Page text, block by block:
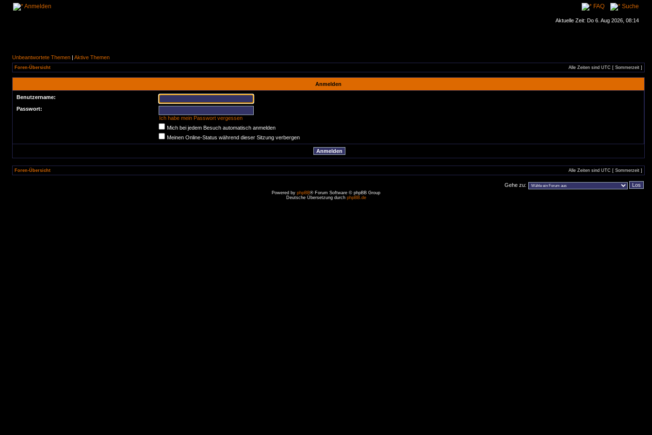
Anmelden FAQ Suche
Aktuelle Zeit: Do 6. Aug 2026, 08:14
Unbeantwortete Themen | Aktive Themen
Foren-Übersicht Alle Zeiten sind UTC [ Sommerzeit ]
Anmelden
Benutzername:
Passwort:
Ich habe mein Passwort vergessen
Mich bei jedem Besuch automatisch anmelden
Meinen Online-Status während dieser Sitzung verbergen
Foren-Übersicht Alle Zeiten sind UTC [ Sommerzeit ]
Gehe zu:
Powered by phpBB® Forum Software © phpBB Group
Deutsche Übersetzung durch phpBB.de